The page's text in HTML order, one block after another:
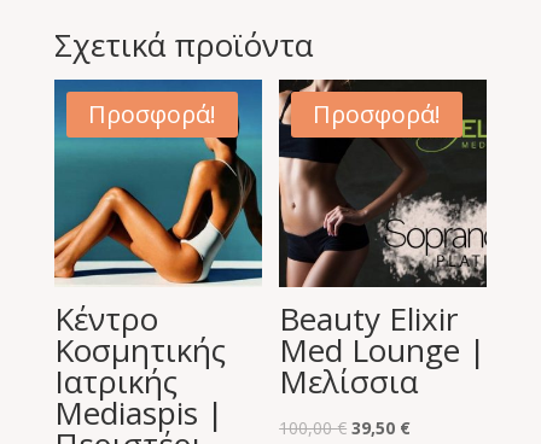
Σχετικά προϊόντα
Προσφορά!
Κέντρο
Κοσμητικής
Ιατρικής
Mediaspis |
Προσφορά!
Beauty Elixir
Med Lounge |
Μελίσσια
100,00€ Original
39,50 €